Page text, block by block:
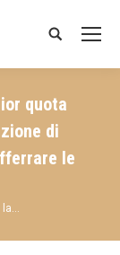
Search:
quota
di
le
la…